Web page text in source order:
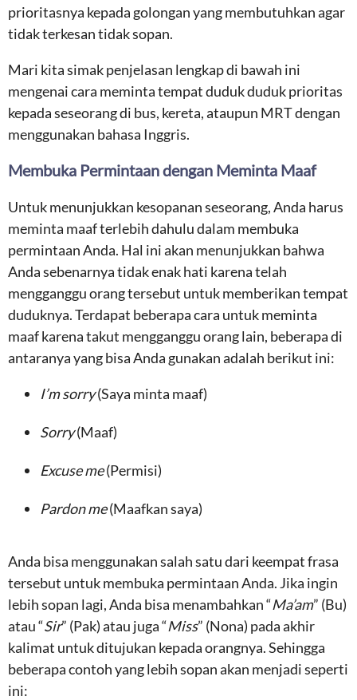
prioritasnya kepada golongan yang membutuhkan agar
tidak terkesan tidak sopan.
Mari kita simak penjelasan lengkap di bawah ini
mengenai cara meminta tempat duduk duduk prioritas
kepada seseorang di bus, kereta, ataupun MRT dengan
menggunakan bahasa Inggris.
Membuka Permintaan dengan Meminta Maaf
Untuk menunjukkan kesopanan seseorang, Anda harus
meminta maaf terlebih dahulu dalam membuka
permintaan Anda. Hal ini akan menunjukkan bahwa
Anda sebenarnya tidak enak hati karena telah
mengganggu orang tersebut untuk memberikan tempat
duduknya. Terdapat beberapa cara untuk meminta
maaf karena takut mengganggu orang lain, beberapa di
antaranya yang bisa Anda gunakan adalah berikut ini:
I’m sorry(Saya minta maaf)
Sorry(Maaf)
Excuse me(Permisi)
Pardon me(Maafkan saya)
Anda bisa menggunakan salah satu dari keempat frasa
tersebut untuk membuka permintaan Anda. Jika ingin
lebih sopan lagi, Anda bisa menambahkan “Ma’am” (Bu)
atau “Sir” (Pak) atau juga “Miss” (Nona) pada akhir
kalimat untuk ditujukan kepada orangnya. Sehingga
beberapa contoh yang lebih sopan akan menjadi seperti
ini: